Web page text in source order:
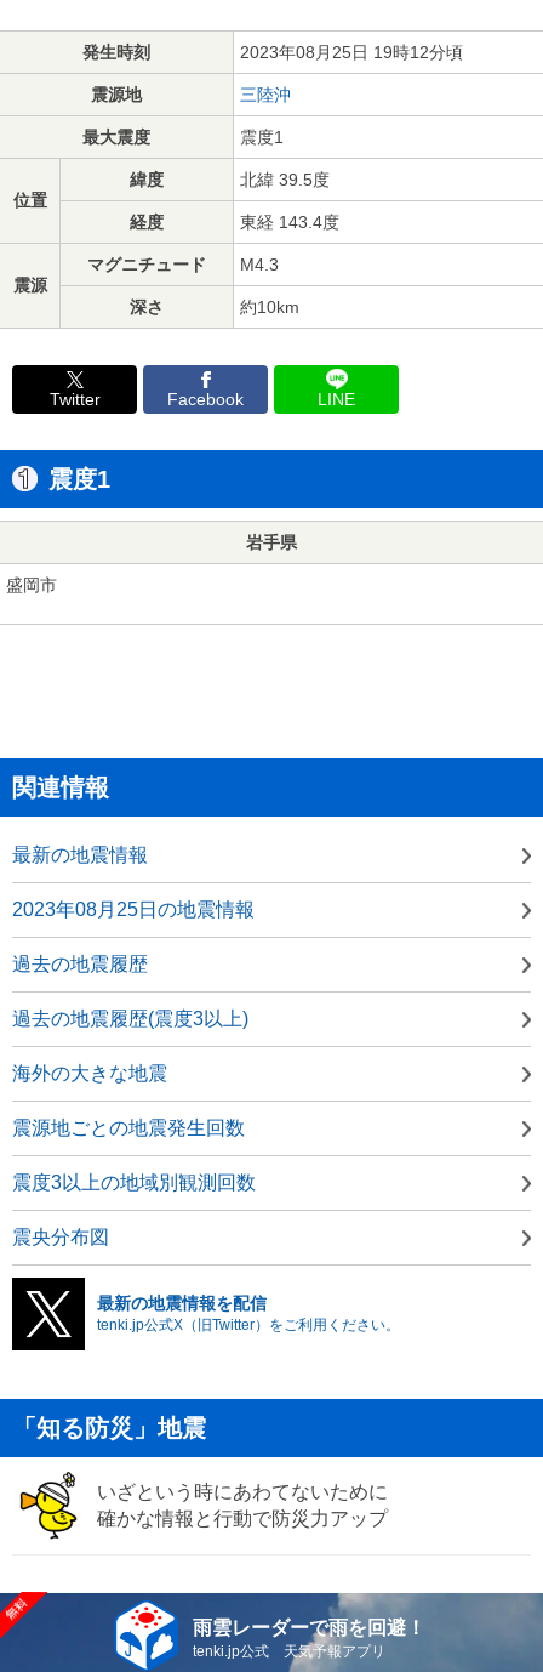
発生時刻 2023年08月25日 19時12分頃
震源地 三陸沖
最大震度 震度1
位置
緯度 北緯 39.5度
経度 東経 143.4度
震源
マグニチュード M4.3
深さ 約10km
Twitter Facebook LINE
震度1
岩手県
盛岡市
関連情報
最新の地震情報
2023年08月25日の地震情報
過去の地震履歴
過去の地震履歴(震度3以上)
海外の大きな地震
震源地ごとの地震発生回数
震度3以上の地域別観測回数
震央分布図
最新の地震情報を配信
tenki.jp公式X（旧Twitter）をご利用ください。
「知る防災」地震
いざという時にあわてないために
確かな情報と行動で防災力アップ
雨雲レーダーで雨を回避！
tenki.jp公式 天気予報アプリ